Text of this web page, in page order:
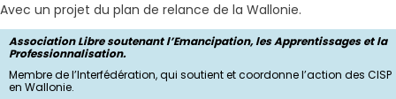
Avec un projet du plan de relance de la Wallonie.
Association Libre soutenant l’Emancipation, les Apprentissages et la
Professionnalisation.
Membre de l’Interfédération, qui soutient et coordonne l’action des CISP
en Wallonie.